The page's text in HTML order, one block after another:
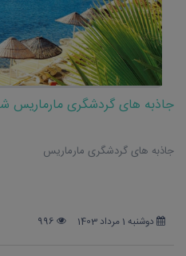
جاذبه های گردشگری مارماریس
جاذبه های گردشگری مارماریس
دوشنبه 1 مرداد 1403